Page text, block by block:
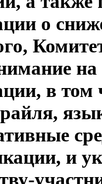
о
на
в том
и